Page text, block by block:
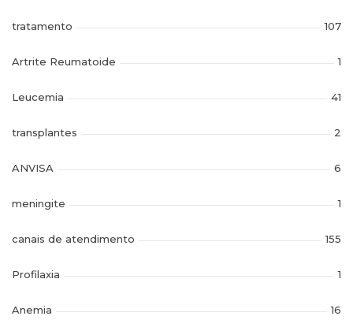
tratamento 107
Artrite Reumatoide 1
Leucemia 41
transplantes 2
ANVISA 6
meningite 1
canais de atendimento 155
Profilaxia 1
Anemia 16